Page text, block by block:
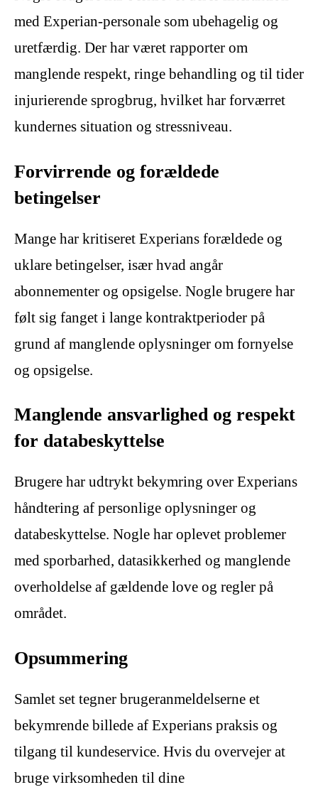
med Experian-personale som ubehagelig og
uretfærdig. Der har været rapporter om
manglende respekt, ringe behandling og til tider
injurierende sprogbrug, hvilket har forværret
kundernes situation og stressniveau.
Forvirrende og forældede
betingelser
Mange har kritiseret Experians forældede og
uklare betingelser, især hvad angår
abonnementer og opsigelse. Nogle brugere har
følt sig fanget i lange kontraktperioder på
grund af manglende oplysninger om fornyelse
og opsigelse.
Manglende ansvarlighed og respekt
for databeskyttelse
Brugere har udtrykt bekymring over Experians
håndtering af personlige oplysninger og
databeskyttelse. Nogle har oplevet problemer
med sporbarhed, datasikkerhed og manglende
overholdelse af gældende love og regler på
området.
Opsummering
Samlet set tegner brugeranmeldelserne et
bekymrende billede af Experians praksis og
tilgang til kundeservice. Hvis du overvejer at
bruge virksomheden til dine